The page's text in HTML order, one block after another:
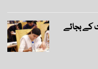
کا امتحان 16 اگست کے بجائے